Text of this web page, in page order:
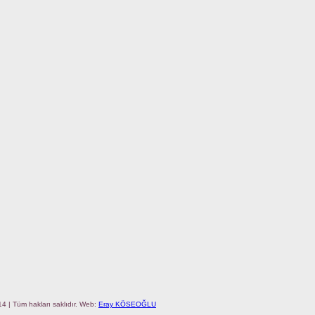
| Tüm hakları saklıdır. Web: Eray KÖSEOĞLU